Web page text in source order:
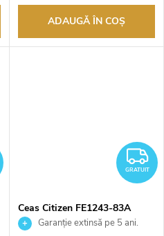
ADAUGĂ ÎN COŞ
GRATUIT
Ceas Citizen FE1243-83A
Garanție extinsă pe 5 ani.